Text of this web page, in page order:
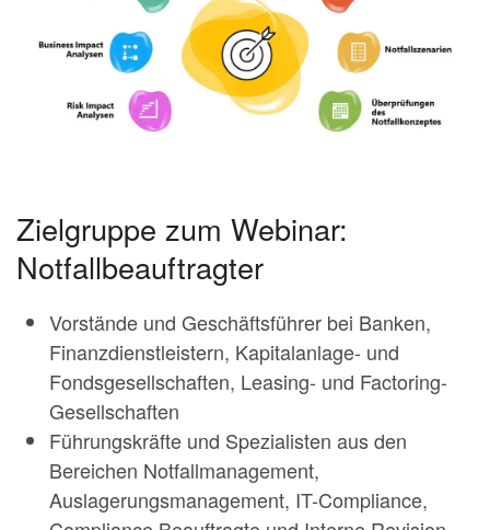
Zielgruppe zum Webinar:
Notfallbeauftragter
Vorstände und Geschäftsführer bei Banken,
Finanzdienstleistern, Kapitalanlage- und
Fondsgesellschaften, Leasing- und Factoring-
Gesellschaften
Führungskräfte und Spezialisten aus den
Bereichen Notfallmanagement,
Auslagerungsmanagement, IT-Compliance,